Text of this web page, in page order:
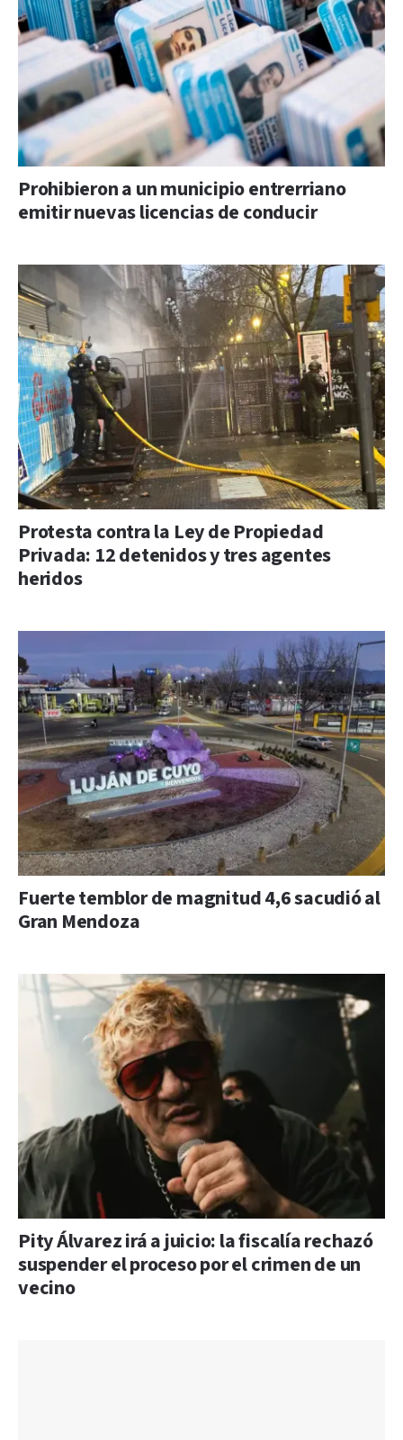
Prohibieron a un municipio entrerriano
emitir nuevas licencias de conducir
Protesta contra la Ley de Propiedad
Privada: 12 detenidos y tres agentes
heridos
Fuerte temblor de magnitud 4,6 sacudió al
Gran Mendoza
Pity Álvarez irá a juicio: la fiscalía rechazó
suspender el proceso por el crimen de un
vecino